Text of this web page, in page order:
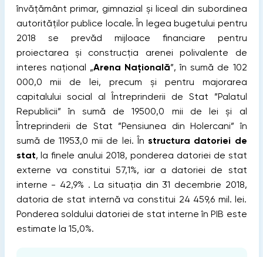
învăţământ primar, gimnazial şi liceal din subordinea
autorităţilor publice locale. În legea bugetului pentru
2018 se prevăd mijloace financiare pentru
proiectarea și construcția arenei polivalente de
interes național „Arena Națională”, în sumă de 102
000,0 mii de lei, precum și pentru majorarea
capitalului social al Întreprinderii de Stat ”Palatul
Republicii” în sumă de 19500,0 mii de lei și al
Întreprinderii de Stat ”Pensiunea din Holercani” în
sumă de 11953,0 mii de lei. În structura datoriei de
stat, la finele anului 2018, ponderea datoriei de stat
externe va constitui 57,1%, iar a datoriei de stat
interne - 42,9% . La situația din 31 decembrie 2018,
datoria de stat internă va constitui 24 459,6 mil. lei.
Ponderea soldului datoriei de stat interne în PIB este
estimate la 15,0%.